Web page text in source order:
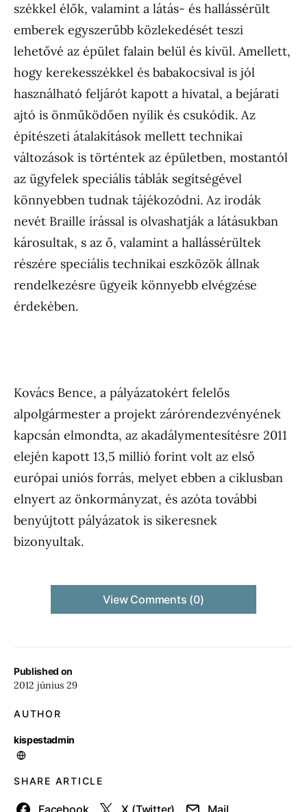
Published on
2012 június 29
AUTHOR
kispestadmin
SHARE ARTICLE
Facebook X (Twitter) Mail
székkel élők, valamint a látás- és hallássérült
emberek egyszerűbb közlekedését teszi
lehetővé az épület falain belül és kívül. Amellett,
hogy kerekesszékkel és babakocsival is jól
használható feljárót kapott a hivatal, a bejárati
ajtó is önműködően nyílik és csukódik. Az
építészeti átalakítások mellett technikai
változások is történtek az épületben, mostantól
az ügyfelek speciális táblák segítségével
könnyebben tudnak tájékozódni. Az irodák
nevét Braille írással is olvashatják a látásukban
károsultak, s az ő, valamint a hallássérültek
részére speciális technikai eszközök állnak
rendelkezésre ügyeik könnyebb elvégzése
érdekében.
Kovács Bence, a pályázatokért felelős
alpolgármester a projekt zárórendezvényének
kapcsán elmondta, az akadálymentesítésre 2011
elején kapott 13,5 millió forint volt az első
európai uniós forrás, melyet ebben a ciklusban
elnyert az önkormányzat, és azóta további
benyújtott pályázatok is sikeresnek
bizonyultak.
View Comments (0)